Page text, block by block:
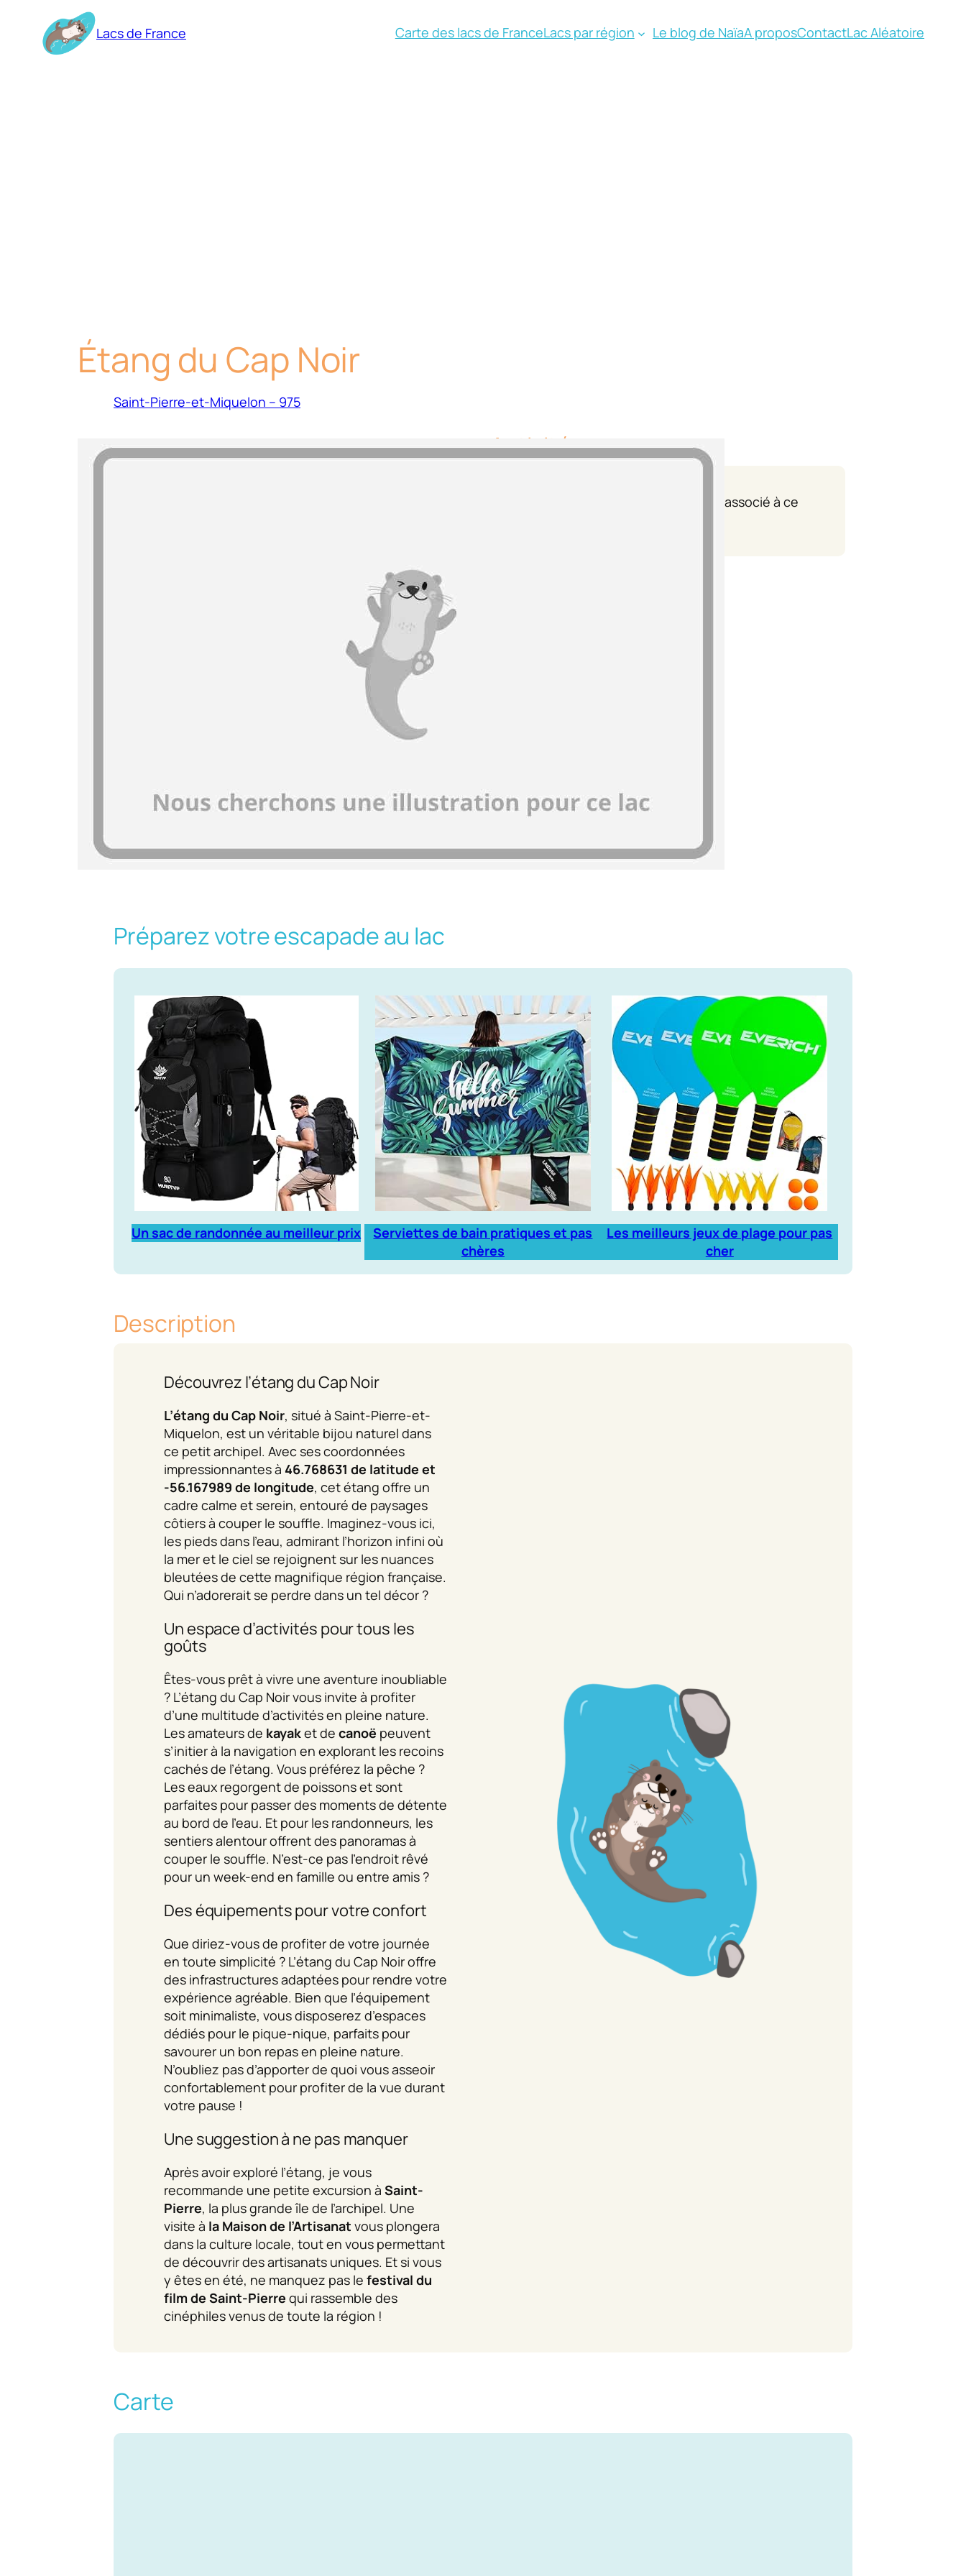
contenu
Lacs de France Carte des lacs de FranceLacs par région Le blog de NaïaA proposContactLac Aléatoire
Étang du Cap Noir
Saint-Pierre-et-Miquelon – 975
Activités
Aucune activité ou département associé à ce
Préparez votre escapade au lac
Un sac de randonnée au meilleur prix
Serviettes de bain pratiques et pas
chères
Les meilleurs jeux de plage pour pas
cher
Description
Découvrez l’étang du Cap Noir
L’étang du Cap Noir, situé à Saint-Pierre-et-
Miquelon, est un véritable bijou naturel dans
ce petit archipel. Avec ses coordonnées
impressionnantes à 46.768631 de latitude et
-56.167989 de longitude, cet étang offre un
cadre calme et serein, entouré de paysages
côtiers à couper le souffle. Imaginez-vous ici,
les pieds dans l’eau, admirant l’horizon infini où
la mer et le ciel se rejoignent sur les nuances
bleutées de cette magnifique région française.
Qui n’adorerait se perdre dans un tel décor ?
Un espace d’activités pour tous les
goûts
Êtes-vous prêt à vivre une aventure inoubliable
? L’étang du Cap Noir vous invite à profiter
d’une multitude d’activités en pleine nature.
Les amateurs de kayaket de canoë peuvent
s’initier à la navigation en explorant les recoins
cachés de l’étang. Vous préférez la pêche ?
Les eaux regorgent de poissons et sont
parfaites pour passer des moments de détente
au bord de l’eau. Et pour les randonneurs, les
sentiers alentour offrent des panoramas à
couper le souffle. N’est-ce pas l’endroit rêvé
pour un week-end en famille ou entre amis ?
Des équipements pour votre confort
Que diriez-vous de profiter de votre journée
en toute simplicité ? L’étang du Cap Noir offre
des infrastructures adaptées pour rendre votre
expérience agréable. Bien que l’équipement
soit minimaliste, vous disposerez d’espaces
dédiés pour le pique-nique, parfaits pour
savourer un bon repas en pleine nature.
N’oubliez pas d’apporter de quoi vous asseoir
confortablement pour profiter de la vue durant
votre pause !
Une suggestion à ne pas manquer
Après avoir exploré l’étang, je vous
recommande une petite excursion à Saint-
Pierre, la plus grande île de l’archipel. Une
visite à la Maison de l’Artisanat vous plongera
dans la culture locale, tout en vous permettant
de découvrir des artisanats uniques. Et si vous
y êtes en été, ne manquez pas le festival du
film de Saint-Pierre qui rassemble des
cinéphiles venus de toute la région !
Carte